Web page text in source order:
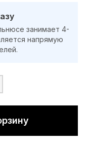
занимает 4-
напрямую